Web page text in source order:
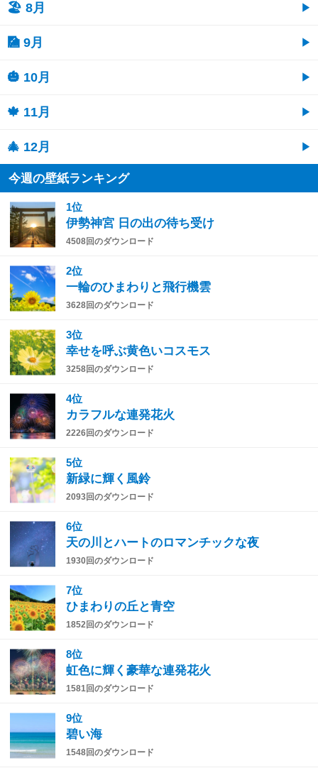
🏖 8月
🎑 9月
🎃 10月
🍁 11月
🎄 12月
今週の壁紙ランキング
1位
伊勢神宮 日の出の待ち受け
4508回のダウンロード
2位
一輪のひまわりと飛行機雲
3628回のダウンロード
3位
幸せを呼ぶ黄色いコスモス
3258回のダウンロード
4位
カラフルな連発花火
2226回のダウンロード
5位
新緑に輝く風鈴
2093回のダウンロード
6位
天の川とハートのロマンチックな夜
1930回のダウンロード
7位
ひまわりの丘と青空
1852回のダウンロード
8位
虹色に輝く豪華な連発花火
1581回のダウンロード
9位
碧い海
1548回のダウンロード